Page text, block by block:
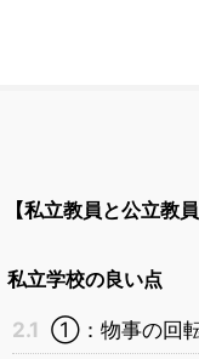
【私立教員と公立教
私立学校の良い点
2.1 ①：物事の回転